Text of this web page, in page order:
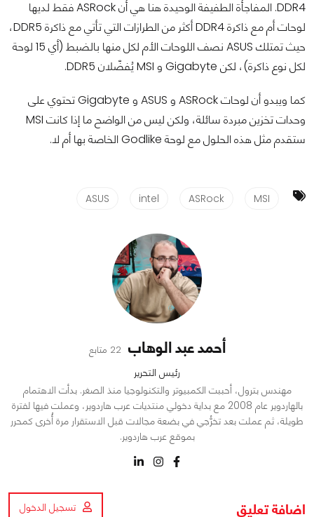
DDR4. المفاجأة الطفيفة الوحيدة هنا هي أن ASRock فقط لديها
لوحات أم مع ذاكرة DDR4 أكثر من الطرازات التي تأتي مع ذاكرة DDR5،
حيث تمتلك ASUS نصف اللوحات الأم لكل منها بالضبط (أي 15 لوحة
لكل نوع ذاكرة)، لكن Gigabyte و MSI يُفضّلان DDR5.
كما ويبدو أن لوحات ASRock و ASUS و Gigabyte تحتوي على
وحدات تخزين مبردة سائلة، ولكن ليس من الواضح ما إذا كانت MSI
ستقدم مثل هذه الحلول مع لوحة Godlike الخاصة بها أم لا.
MSI
ASRock
intel
ASUS
أحمد عبد الوهاب 22 متابع
رئيس التحرير
مهندس بترول، أحببت الكمبيوتر والتكنولوجيا منذ الصغر. بدأت الاهتمام
بالهاردوير عام 2008 مع بداية دخولي منتديات عرب هاردوير، وعملت فيها لفترة
طويلة، ثم عملت بعد تخرُّجي في بضعة مجالات قبل الاستقرار مرة أُخرى كمحرر
بموقع عرب هاردوير.
اضافة تعليق تسجيل الدخول